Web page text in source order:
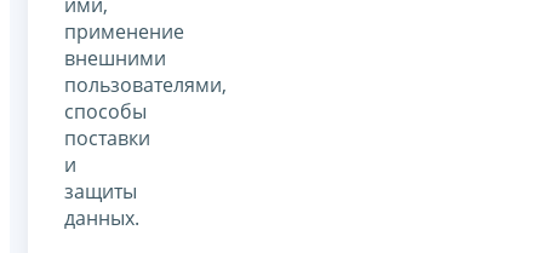
применение
внешними
пользователями,
способы
поставки
и
защиты
данных.